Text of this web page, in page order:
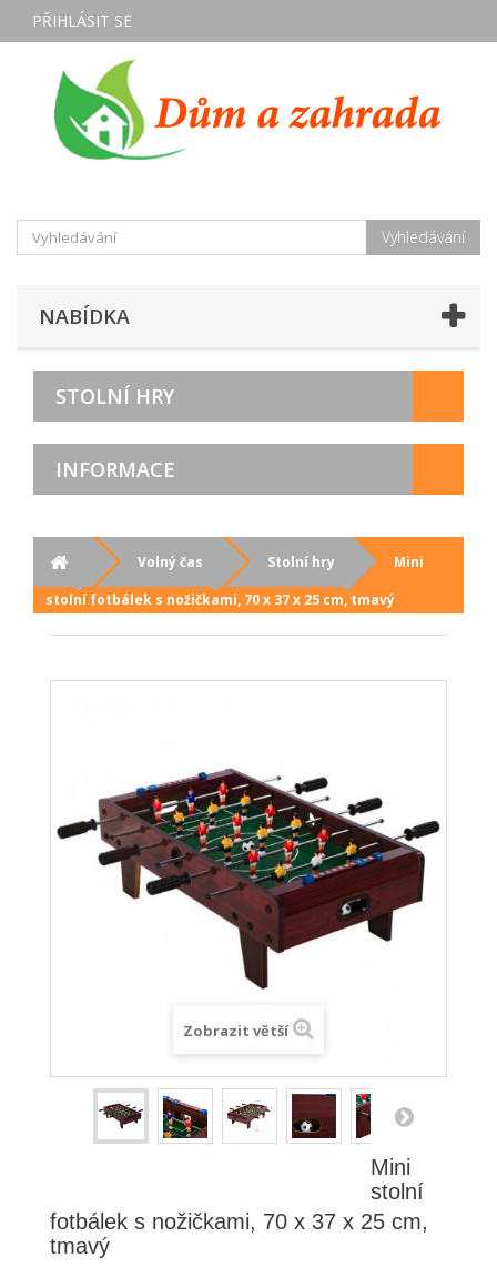
PŘIHLÁSIT SE
Vyhledávání
NABÍDKA
STOLNÍ HRY
INFORMACE
Volný čas Stolní hry
Mini
stolní fotbálek s nožičkami, 70 x 37 x 25 cm, tmavý
Zobrazit větší
Mini
stolní
fotbálek s nožičkami, 70 x 37 x 25 cm,
tmavý